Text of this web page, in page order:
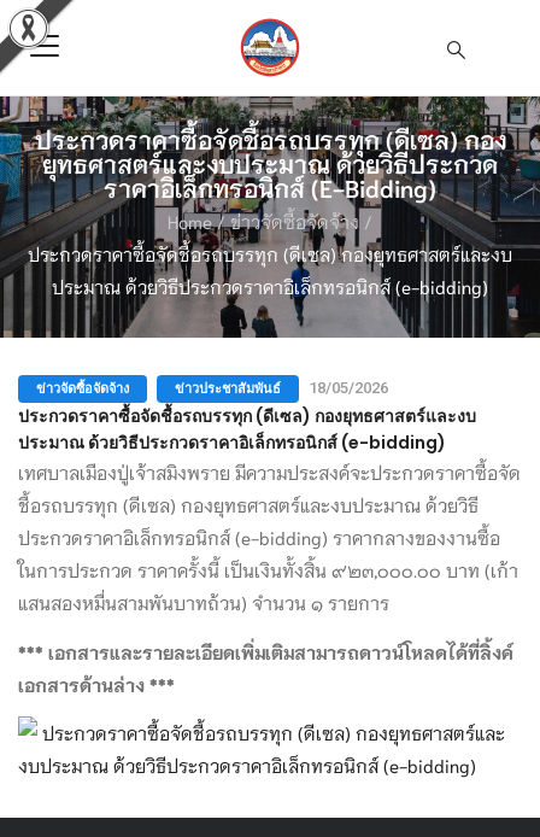
ประกวดราคาซื้อจัดชื้อรถบรรทุก (ดีเซล) กอง
ยุทธศาสตร์และงบประมาณ ด้วยวิธีประกวด
ราคาอิเล็กทรอนิกส์ (e-Bidding)
Home/ ข่าวจัดซื้อจัดจ้าง /
ประกวดราคาซื้อจัดชื้อรถบรรทุก (ดีเซล) กองยุทธศาสตร์และงบ
ประมาณ ด้วยวิธีประกวดราคาอิเล็กทรอนิกส์ (e-bidding)
ข่าวจัดซื้อจัดจ้าง ข่าวประชาสัมพันธ์ 18/05/2026
ประกวดราคาซื้อจัดชื้อรถบรรทุก (ดีเซล) กองยุทธศาสตร์และงบ
ประมาณ ด้วยวิธีประกวดราคาอิเล็กทรอนิกส์ (e-bidding)
เทศบาลเมืองปู่เจ้าสมิงพราย มีความประสงค์จะประกวดราคาซื้อจัด
ชื้อรถบรรทุก (ดีเซล) กองยุทธศาสตร์และงบประมาณ ด้วยวิธี
ประกวดราคาอิเล็กทรอนิกส์ (e-bidding) ราคากลางของงานซื้อ
ในการประกวด ราคาครั้งนี้ เป็นเงินทั้งสิ้น ๙๒๓,๐๐๐.๐๐ บาท (เก้า
แสนสองหมื่นสามพันบาทถ้วน) จำนวน ๑ รายการ
*** เอกสารและรายละเอียดเพิ่มเติมสามารถดาวน์โหลดได้ที่ลิ้งค์
เอกสารด้านล่าง ***
ประกวดราคาซื้อจัดชื้อรถบรรทุก (ดีเซล) กองยุทธศาสตร์และ
งบประมาณ ด้วยวิธีประกวดราคาอิเล็กทรอนิกส์ (e-bidding)